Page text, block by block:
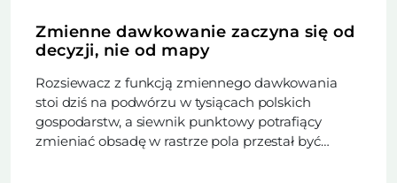
Zmienne dawkowanie zaczyna się od
decyzji, nie od mapy
Rozsiewacz z funkcją zmiennego dawkowania
stoi dziś na podwórzu w tysiącach polskich
gospodarstw, a siewnik punktowy potrafiący
zmieniać obsadę w rastrze pola przestał być